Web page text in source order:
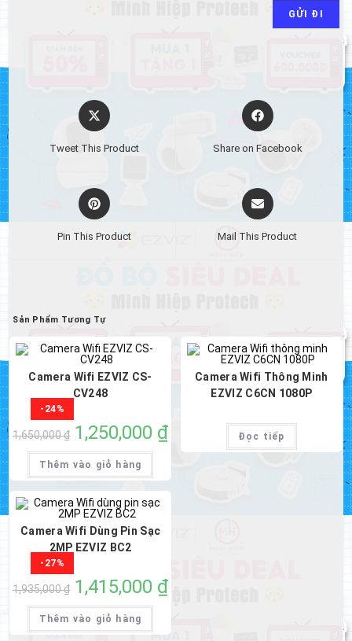
Opens
in
Tweet This Product
Opens
in
Share on Facebook
Opens
in
Pin This Product
Opens
in
Mail This Product
Sản Phẩm Tương Tự
-24%
Camera Wifi EZVIZ CS-
CV248
1,650,000₫
Giá
gốc
là:
1,650,000 ₫.
1,250,000 ₫Giá
Thêm vào giỏ hàng
Camera Wifi Thông Minh
EZVIZ C6CN 1080P
Đọc tiếp
-27%
Camera Wifi Dùng Pin Sạc
2MP EZVIZ BC2
1,935,000₫
Giá
gốc
là:
1,935,000 ₫.
1,415,000 ₫Giá
Thêm vào giỏ hàng